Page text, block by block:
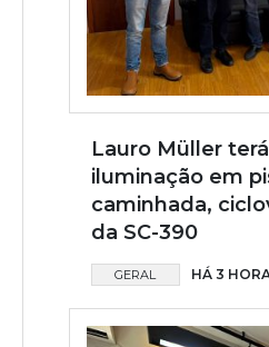
Lauro Müller terá
iluminação em
caminhada,
da SC-390
GERAL HÁ 3